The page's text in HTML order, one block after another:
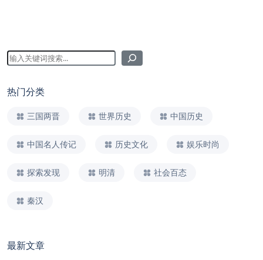
热门分类
三国两晋 世界历史 中国历史
中国名人传记 历史文化 娱乐时尚
探索发现 明清 社会百态
秦汉
最新文章